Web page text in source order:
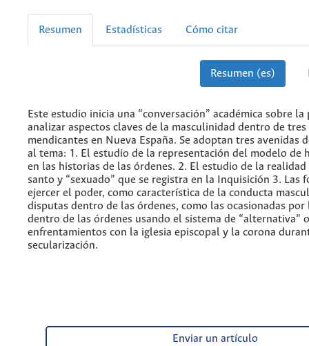
Resumen Estadísticas Cómo citar
Resumen (es)
Este estudio inicia una “conversación” académica sobre
analizar aspectos claves de la masculinidad dentro de tres
mendicantes en Nueva España. Se adoptan tres avenidas
al tema: 1. El estudio de la representación del modelo de
en las historias de las órdenes. 2. El estudio de la
santo y “sexuado” que se registra en la Inquisición 3. Las
ejercer el poder, como característica de la conducta
disputas dentro de las órdenes, como las ocasionadas por
dentro de las órdenes usando el sistema de “alternativa”
enfrentamientos con la iglesia episcopal y la corona
secularización.
Enviar un artículo